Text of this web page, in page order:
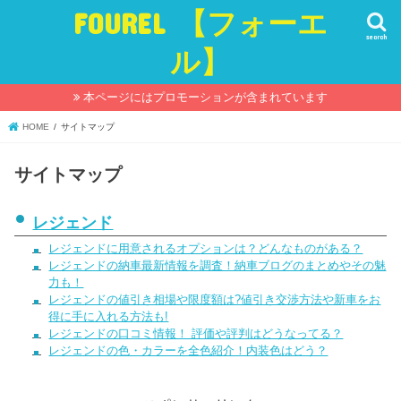
FOUREL 【フォーエ
ル】
search
本ページにはプロモーションが含まれています
HOME サイトマップ
サイトマップ
レジェンド
レジェンドに用意されるオプションは？どんなものがある？
レジェンドの納車最新情報を調査！納車ブログのまとめやその魅
力も！
レジェンドの値引き相場や限度額は?値引き交渉方法や新車をお
得に手に入れる方法も!
レジェンドの口コミ情報！ 評価や評判はどうなってる？
レジェンドの色・カラーを全色紹介！内装色はどう？